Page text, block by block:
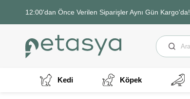
12:00'dan Önce Verilen Siparişler Aynı Gün Kargo'da!
Kedi Köpek